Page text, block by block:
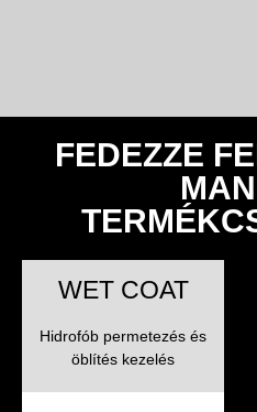
FEDEZZE
WET COAT
Hidrofób permetezés és
öblítés kezelés